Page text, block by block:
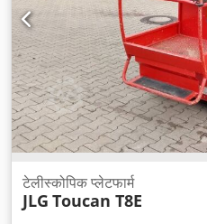
टेलीस्कोपिक प्लेटफार्म
JLG Toucan T8E